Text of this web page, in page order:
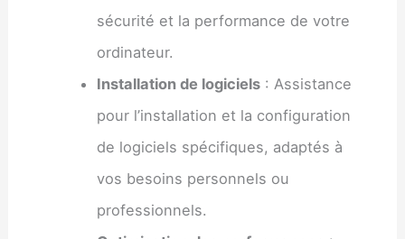
sécurité et la performance de votre
ordinateur.
Installation de logiciels : Assistance
pour l’installation et la configuration
de logiciels spécifiques, adaptés à
vos besoins personnels ou
professionnels.